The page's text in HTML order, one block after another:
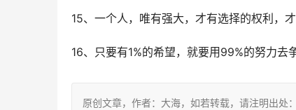
15、一个人，唯有强大，才有选择的权利，
16、只要有1%的希望，就要用99%的努力去
原创文章，作者：大海，如若转载，请注明出